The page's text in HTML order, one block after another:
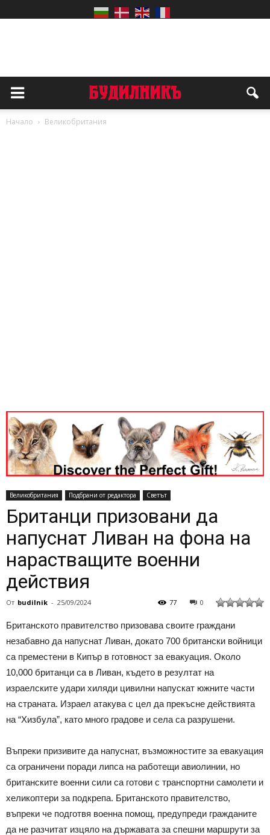
Начало Великобритания
Великобритания Подбрани от редактора Светът
Британци призовани да
напуснат Ливан на фона на
нарастващите военни
действия
От budilnik - 25/09/2024 0
77
Британското правителство призовава своите граждани
незабавно да напуснат Ливан, докато 700 британски войници
са преместени в Кипър в готовност за евакуация. Около
10,000 британци са в Ливан, където в резултат на
израелските удари хиляди цивилни напускат южните части
на страната. Израел атакува с цел да прекъсне действията
на “Хизбула”, като много градове и села са разрушени.
Въпреки призивите да напуснат, възможностите за евакуация
са ограничени поради липса на работещи авиолинии, но
британските военни сили са готови с транспортни самолети и
хеликоптери за подкрепа. Британското правителство,
въпреки че подготвя военна помощ, предупреди гражданите
да не разчитат изцяло на държавата за спешни маршрути за